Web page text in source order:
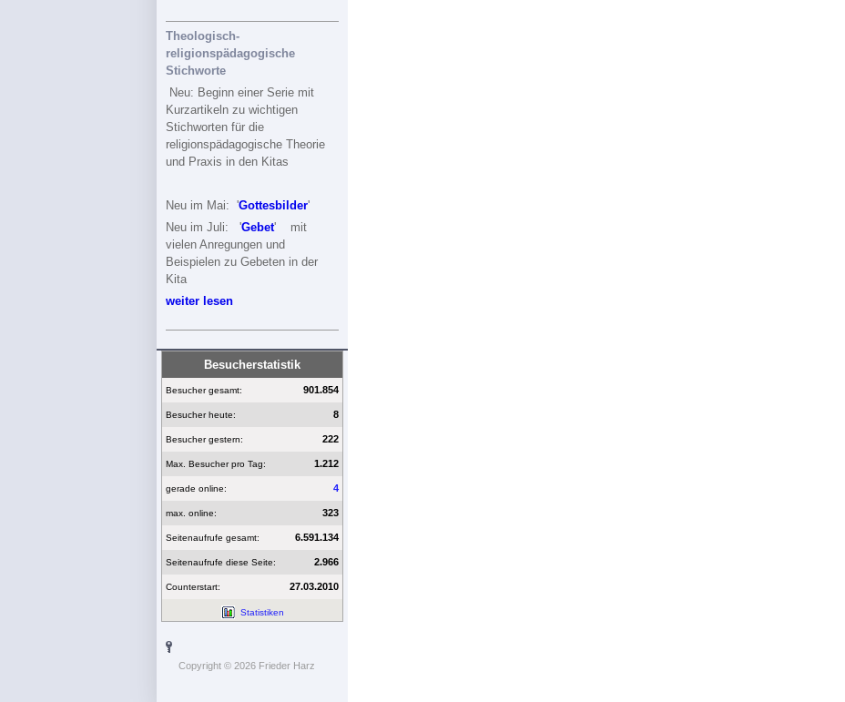
Theologisch-
religionspädagogische
Stichworte
Neu: Beginn einer Serie mit
Kurzartikeln zu wichtigen
Stichworten für die
religionspädagogische Theorie
und Praxis in den Kitas
Neu im Mai: 'Gottesbilder'
Neu im Juli: 'Gebet' mit
vielen Anregungen und
Beispielen zu Gebeten in der
Kita
weiter lesen
Besucherstatistik
Besucher gesamt: 901.854
Besucher heute: 8
Besucher gestern: 222
Max. Besucher pro Tag: 1.212
gerade online: 4
max. online: 323
Seitenaufrufe gesamt: 6.591.134
Seitenaufrufe diese Seite: 2.966
Counterstart: 27.03.2010
Statistiken
Copyright © 2026 Frieder Harz